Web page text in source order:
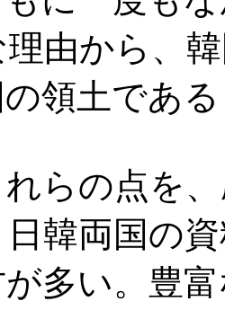
由から、
領土であ
らの点を
日韓両国の
多い。豊